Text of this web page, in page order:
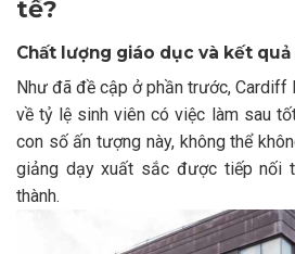
tế?
Chất lượng giáo dục và kết
Như đã đề cập ở phần trước,
về tỷ lệ sinh viên có việc làm sau
con số ấn tượng này, không thể
giảng dạy xuất sắc được tiếp nối
thành.